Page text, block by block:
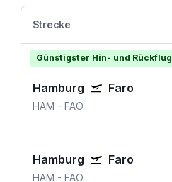
Strecke
Günstigster Hin- und Rückflug
Hamburg Faro
HAM - FAO
Hamburg Faro
HAM - FAO